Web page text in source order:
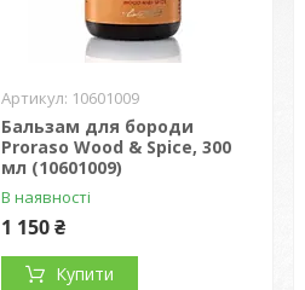
10601009
Бальзам для бороди
Proraso Wood & Spice, 300
мл (10601009)
В наявності
1 150 ₴
Купити